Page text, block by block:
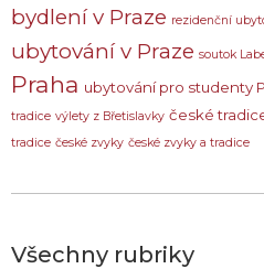
bydlení v Praze rezidenční
ubytování v Praze soutok
Praha ubytování pro studenty
tradice výlety z Břetislavky české
tradice české zvyky české zvyky a tradice
Všechny rubriky